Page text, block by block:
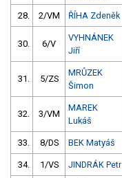
28. 2/VM ŘÍHA Zdeněk
30. 6/V
VYHNÁNEK
Jiří
31. 5/ZS
MRŮZEK
Šimon
32. 3/VM
MAREK
Lukáš
33. 8/DS BEK Matyáš
34. 1/VS JINDRÁK Petr